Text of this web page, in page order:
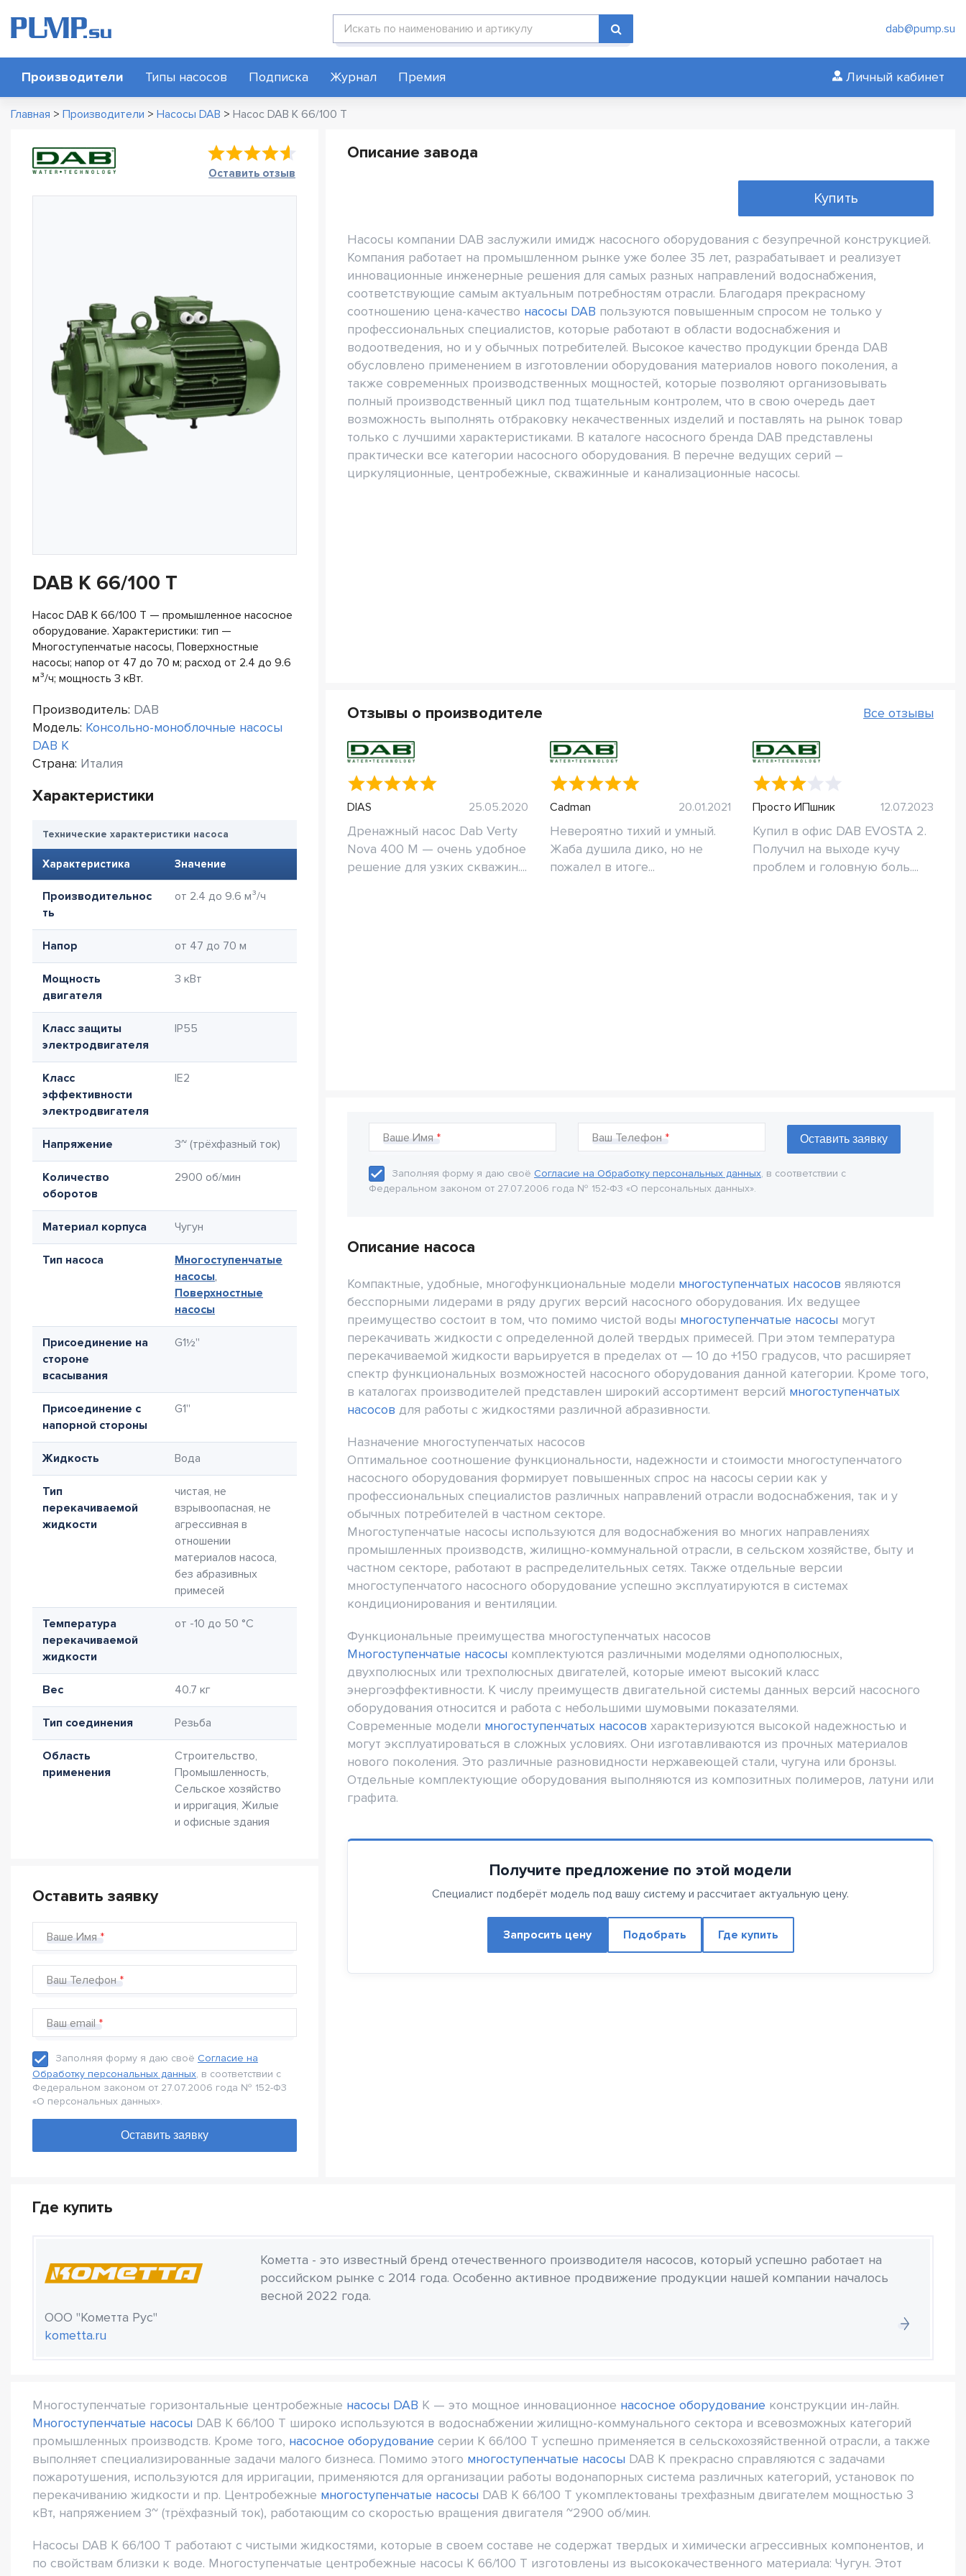
Поиск по каталогу dab@pump.su
Производители Типы насосов Подписка Журнал Премия Личный кабинет
Главная > Производители > Насосы DAB > Насос DAB K 66/100 T
Оставить отзыв
DAB K 66/100 T
Насос DAB K 66/100 T — промышленное насосное
оборудование. Характеристики: тип —
Многоступенчатые насосы, Поверхностные
насосы; напор от 47 до 70 м; расход от 2.4 до 9.6
м³/ч; мощность 3 кВт.
Производитель: DAB
Модель: Консольно-моноблочные насосы
DAB K
Страна: Италия
Характеристики
Технические характеристики насоса
Характеристика Значение
Производительнос
ть
от 2.4 до 9.6 м³/ч
Напор от 47 до 70 м
Мощность
двигателя
3 кВт
Класс защиты
электродвигателя
IP55
Класс
эффективности
электродвигателя
IE2
Напряжение 3~ (трёхфазный ток)
Количество
оборотов
2900 об/мин
Материал корпуса Чугун
Тип насоса
Многоступенчатые
насосы,
Поверхностные
насосы
Присоединение на
стороне
всасывания
G1½''
Присоединение с
напорной стороны
G1''
Жидкость Вода
Тип
перекачиваемой
жидкости
чистая, не
взрывоопасная, не
агрессивная в
отношении
материалов насоса,
без абразивных
примесей
Температура
перекачиваемой
жидкости
от -10 до 50 °C
Вес 40.7 кг
Тип соединения Резьба
Область
применения
Строительство,
Промышленность,
Сельское хозяйство
и ирригация, Жилые
и офисные здания
Оставить заявку
Ваше Имя
Ваш Телефон
Ваш email
Заполняя форму я даю своё Согласие на
Обработку персональных данных, в соответствии с
Федеральном законом от 27.07.2006 года № 152-Ф3
«О персональных данных».
Описание завода
Купить
Насосы компании DAB заслужили имидж насосного оборудования с безупречной конструкцией.
Компания работает на промышленном рынке уже более 35 лет, разрабатывает и реализует
инновационные инженерные решения для самых разных направлений водоснабжения,
соответствующие самым актуальным потребностям отрасли. Благодаря прекрасному
соотношению цена-качество насосы DAB пользуются повышенным спросом не только у
профессиональных специалистов, которые работают в области водоснабжения и
водоотведения, но и у обычных потребителей. Высокое качество продукции бренда DAB
обусловлено применением в изготовлении оборудования материалов нового поколения, а
также современных производственных мощностей, которые позволяют организовывать
полный производственный цикл под тщательным контролем, что в свою очередь дает
возможность выполнять отбраковку некачественных изделий и поставлять на рынок товар
только с лучшими характеристиками. В каталоге насосного бренда DAB представлены
практически все категории насосного оборудования. В перечне ведущих серий –
циркуляционные, центробежные, скважинные и канализационные насосы.
Отзывы о производителе Все отзывы
DIAS 25.05.2020
Дренажный насос Dab Verty
Nova 400 M — очень удобное
решение для узких скважин....
Cadman 20.01.2021
Невероятно тихий и умный.
Жаба душила дико, но не
пожалел в итоге...
Просто ИПшник 12.07.2023
Купил в офис DAB EVOSTA 2.
Получил на выходе кучу
проблем и головную боль....
Ваше Имя Ваш Телефон
Заполняя форму я даю своё Согласие на Обработку персональных данных, в соответствии с
Федеральном законом от 27.07.2006 года № 152-Ф3 «О персональных данных».
Описание насоса
Компактные, удобные, многофункциональные модели многоступенчатых насосов являются
бесспорными лидерами в ряду других версий насосного оборудования. Их ведущее
преимущество состоит в том, что помимо чистой воды многоступенчатые насосы могут
перекачивать жидкости с определенной долей твердых примесей. При этом температура
перекачиваемой жидкости варьируется в пределах от — 10 до +150 градусов, что расширяет
спектр функциональных возможностей насосного оборудования данной категории. Кроме того,
в каталогах производителей представлен широкий ассортимент версий многоступенчатых
насосов для работы с жидкостями различной абразивности.
Назначение многоступенчатых насосов
Оптимальное соотношение функциональности, надежности и стоимости многоступенчатого
насосного оборудования формирует повышенных спрос на насосы серии как у
профессиональных специалистов различных направлений отрасли водоснабжения, так и у
обычных потребителей в частном секторе.
Многоступенчатые насосы используются для водоснабжения во многих направлениях
промышленных производств, жилищно-коммунальной отрасли, в сельском хозяйстве, быту и
частном секторе, работают в распределительных сетях. Также отдельные версии
многоступенчатого насосного оборудование успешно эксплуатируются в системах
кондиционирования и вентиляции.
Функциональные преимущества многоступенчатых насосов
Многоступенчатые насосы комплектуются различными моделями однополюсных,
двухполюсных или трехполюсных двигателей, которые имеют высокий класс
энергоэффективности. К числу преимуществ двигательной системы данных версий насосного
оборудования относится и работа с небольшими шумовыми показателями.
Современные модели многоступенчатых насосов характеризуются высокой надежностью и
могут эксплуатироваться в сложных условиях. Они изготавливаются из прочных материалов
нового поколения. Это различные разновидности нержавеющей стали, чугуна или бронзы.
Отдельные комплектующие оборудования выполняются из композитных полимеров, латуни или
графита.
Получите предложение по этой модели
Специалист подберёт модель под вашу систему и рассчитает актуальную цену.
Запросить цену Подобрать Где купить
Где купить
ООО "Кометта Рус"
kometta.ru
Кометта - это известный бренд отечественного производителя насосов, который успешно работает на
российском рынке с 2014 года. Особенно активное продвижение продукции нашей компании началось
весной 2022 года.
Многоступенчатые горизонтальные центробежные насосы DAB K — это мощное инновационное насосное оборудование конструкции ин-лайн.
Многоступенчатые насосы DAB K 66/100 T широко используются в водоснабжении жилищно-коммунального сектора и всевозможных категорий
промышленных производств. Кроме того, насосное оборудование серии K 66/100 T успешно применяется в сельскохозяйственной отрасли, а также
выполняет специализированные задачи малого бизнеса. Помимо этого многоступенчатые насосы DAB K прекрасно справляются с задачами
пожаротушения, используются для ирригации, применяются для организации работы водонапорных система различных категорий, установок по
перекачиванию жидкости и пр. Центробежные многоступенчатые насосы DAB K 66/100 T укомплектованы трехфазным двигателем мощностью 3
кВт, напряжением 3~ (трёхфазный ток), работающим со скоростью вращения двигателя ~2900 об/мин.
Насосы DAB K 66/100 T работают с чистыми жидкостями, которые в своем составе не содержат твердых и химически агрессивных компонентов, и
по свойствам близки к воде. Многоступенчатые центробежные насосы K 66/100 T изготовлены из высококачественного материала: Чугун. Этот